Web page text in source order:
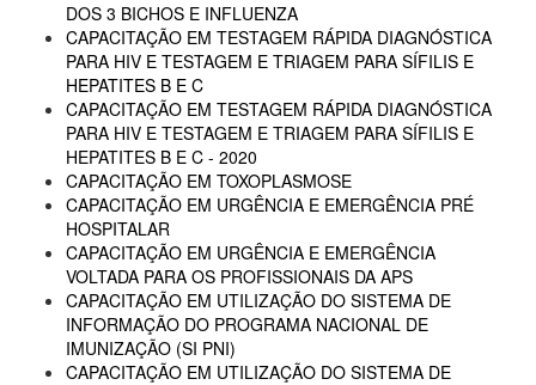
DOS 3 BICHOS E INFLUENZA
CAPACITAÇÃO EM TESTAGEM RÁPIDA DIAGNÓSTICA
PARA HIV E TESTAGEM E TRIAGEM PARA SÍFILIS E
HEPATITES B E C
CAPACITAÇÃO EM TESTAGEM RÁPIDA DIAGNÓSTICA
PARA HIV E TESTAGEM E TRIAGEM PARA SÍFILIS E
HEPATITES B E C - 2020
CAPACITAÇÃO EM TOXOPLASMOSE
CAPACITAÇÃO EM URGÊNCIA E EMERGÊNCIA PRÉ
HOSPITALAR
CAPACITAÇÃO EM URGÊNCIA E EMERGÊNCIA
VOLTADA PARA OS PROFISSIONAIS DA APS
CAPACITAÇÃO EM UTILIZAÇÃO DO SISTEMA DE
INFORMAÇÃO DO PROGRAMA NACIONAL DE
IMUNIZAÇÃO (SI PNI)
CAPACITAÇÃO EM UTILIZAÇÃO DO SISTEMA DE